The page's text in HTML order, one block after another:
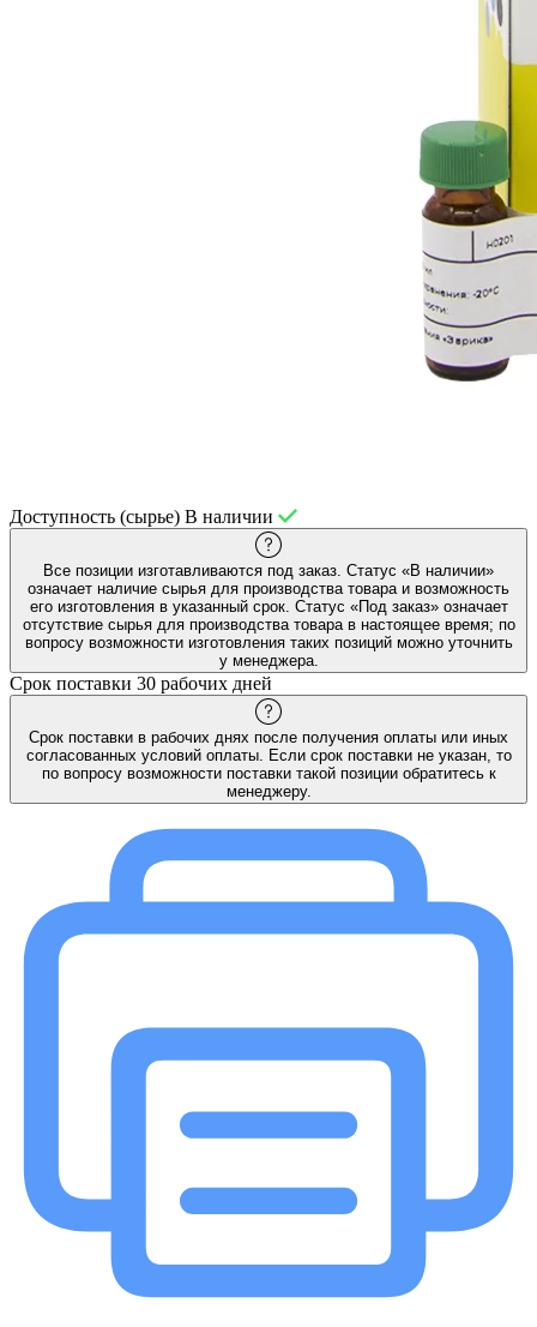
Доступность (сырье) В наличии
Все позиции изготавливаются под заказ. Статус «В наличии»
означает наличие сырья для производства товара и возможность
его изготовления в указанный срок. Статус «Под заказ» означает
отсутствие сырья для производства товара в настоящее время; по
вопросу возможности изготовления таких позиций можно уточнить
у менеджера.
Срок поставки 30 рабочих дней
Срок поставки в рабочих днях после получения оплаты или иных
согласованных условий оплаты. Если срок поставки не указан, то
по вопросу возможности поставки такой позиции обратитесь к
менеджеру.